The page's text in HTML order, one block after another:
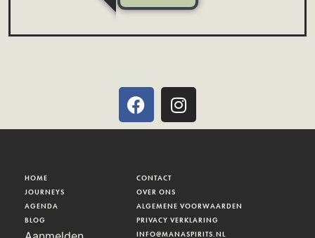
HOME
JOURNEYS
AGENDA
BLOG
CONTACT
OVER ONS
ALGEMENE VOORWAARDEN
PRIVACY VERKLARING
INFO@MANASPIRITS.NL